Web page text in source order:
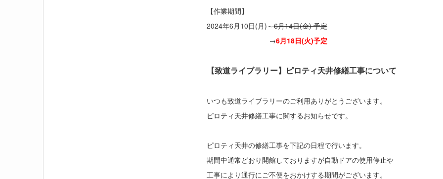
【作業期間】
2024年6月10日(月)～6月14日(金) 予定
→6月18日(火)予定
【致道ライブラリー】ピロティ天井修繕工事について
いつも致道ライブラリーのご利用ありがとうございます。
ピロティ天井修繕工事に関するお知らせです。
ピロティ天井の修繕工事を下記の日程で行います。
期間中通常どおり開館しておりますが自動ドアの使用停止や
工事により通行にご不便をおかけする期間がございます。